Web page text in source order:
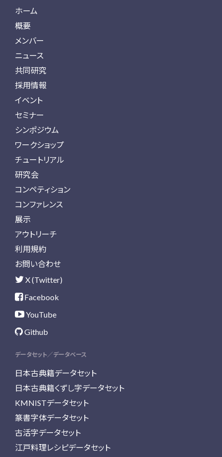
ホーム
概要
メンバー
ニュース
共同研究
採用情報
イベント
セミナー
シンポジウム
ワークショップ
チュートリアル
研究会
コンペティション
コンファレンス
展示
アウトリーチ
利用規約
お問い合わせ
X (Twitter)
Facebook
YouTube
Github
データセット／データベース
日本古典籍データセット
日本古典籍くずし字データセット
KMNISTデータセット
篆書字体データセット
古活字データセット
江戸料理レシピデータセット